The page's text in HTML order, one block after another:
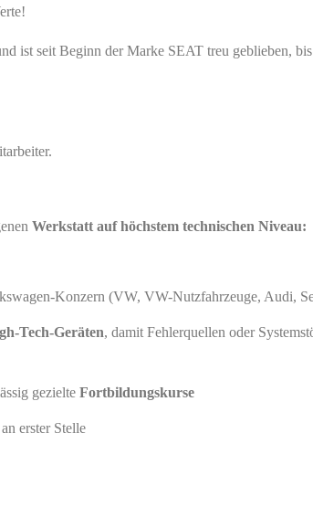
ist seit Beginn der Marke SEAT treu geblieben,
Werkstatt auf höchstem technischen Niveau:
Konzern (VW, VW-Nutzfahrzeuge, Audi,
Tech-Geräten, damit Fehlerquellen oder
gezielte Fortbildungskurse
erster Stelle